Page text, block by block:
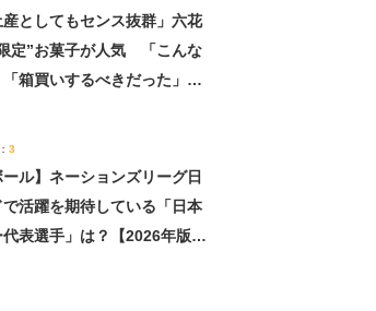
産としてもセンス抜群」六花
定”お菓子が人気 「こんな
箱買いするべきだった」
3
ール】ネーションズリーグ日
活躍を期待している「日本
表選手」は？【2026年版・